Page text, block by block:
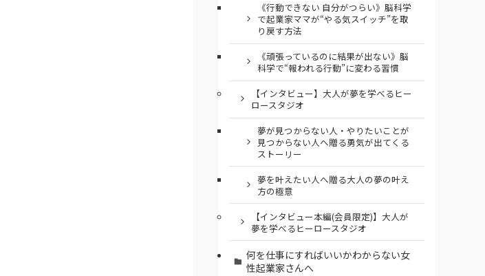
《行動できない 自分がつらい》脳科学
で起業家ママが“やる気スイッチ”を取
り戻す方法
《頑張っているのに結果が出ない》脳
科学で“報われる行動”に変わる習慣
【インタビュー】大人が夢を学べるヒー
ロースタジオ
夢が見つからない人・やりたいことが
見つからない人へ贈る勇気が出てくる
ストーリー
夢を叶えたい人へ贈る大人の夢の叶え
方の極意
【インタビュー本編(会員限定)】大人が
夢を学べるヒーロースタジオ
何を仕事にすればいいかわからない女
性起業家さんへ